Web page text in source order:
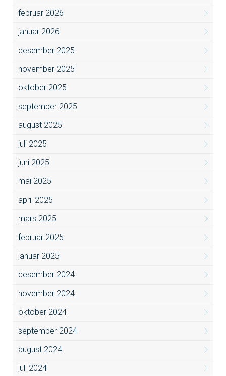
februar 2026
januar 2026
desember 2025
november 2025
oktober 2025
september 2025
august 2025
juli 2025
juni 2025
mai 2025
april 2025
mars 2025
februar 2025
januar 2025
desember 2024
november 2024
oktober 2024
september 2024
august 2024
juli 2024